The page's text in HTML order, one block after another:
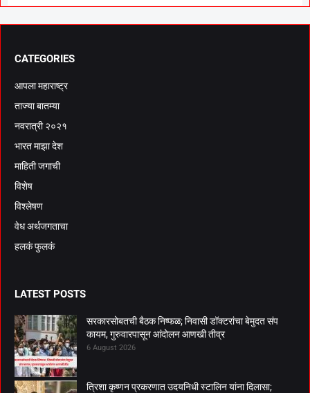
CATEGORIES
आपला महाराष्ट्र
ताज्या बातम्या
नवरात्री २०२१
भारत माझा देश
माहिती जगाची
विशेष
विश्लेषण
वेध अर्थजगताचा
हलकं फुलकं
LATEST POSTS
सरकारसोबतची बैठक निष्फळ; निवासी डॉक्टरांचा बेमुदत संप
कायम, गुरुवारपासून आंदोलन आणखी तीव्र
6 August 2026
त्रिशा कृष्णन प्रकरणात उदयनिधी स्टालिन यांना दिलासा;